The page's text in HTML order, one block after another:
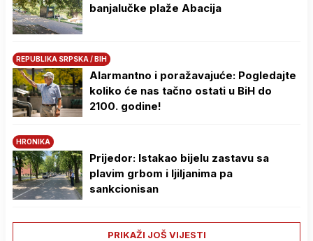
banjalučke plaže Abacija
REPUBLIKA SRPSKA / BIH
Alarmantno i poražavajuće: Pogledajte
koliko će nas tačno ostati u BiH do
2100. godine!
HRONIKA
Prijedor: Istakao bijelu zastavu sa
plavim grbom i ljiljanima pa
sankcionisan
PRIKAŽI JOŠ VIJESTI